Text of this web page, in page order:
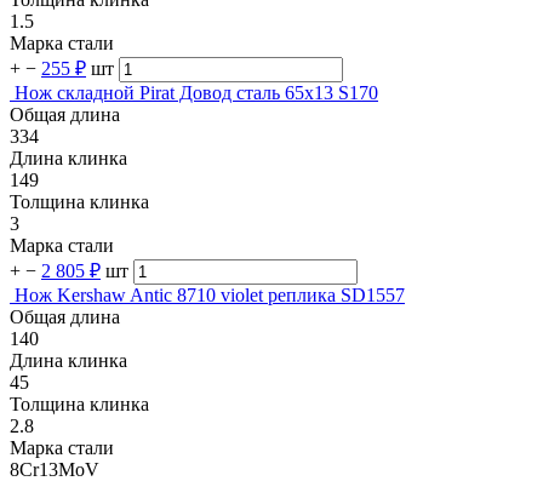
1.5
Марка стали
+ − 255 ₽ шт
Нож складной Pirat Довод сталь 65х13 S170
Общая длина
334
Длина клинка
149
Толщина клинка
3
Марка стали
+ − 2 805 ₽ шт
Нож Kershaw Antic 8710 violet реплика SD1557
Общая длина
140
Длина клинка
45
Толщина клинка
2.8
Марка стали
8Cr13MoV